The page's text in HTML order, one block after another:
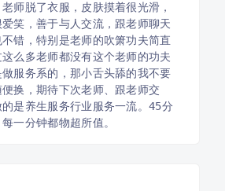
老师脱了衣服，皮肤摸着很光滑，
笑，善于与人交流，跟老师聊天
错，特别是老师的吹箫功夫简直
么多老师都没有这个老师的功夫
服务系的，那小舌头舔的我不要
换，期待下次老师、跟老师交
是养生服务行业服务一流。45分